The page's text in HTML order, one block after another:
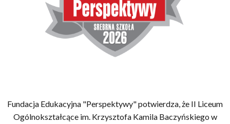
Fundacja Edukacyjna "Perspektywy" potwierdza, że II Liceum
Ogólnokształcące im. Krzysztofa Kamila Baczyńskiego w